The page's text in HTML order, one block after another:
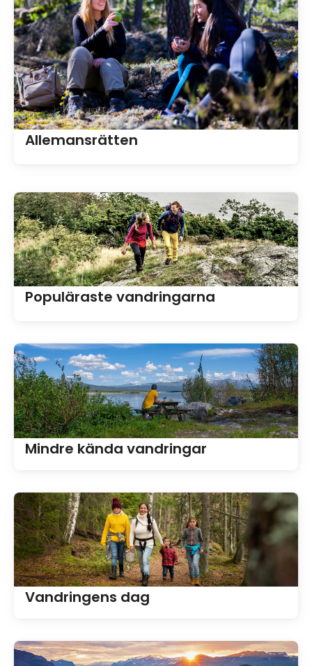
Allemansrätten
Populäraste vandringarna
Mindre kända vandringar
Vandringens dag